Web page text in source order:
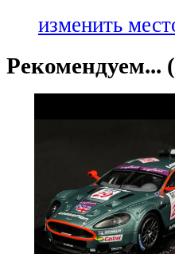
изменить
Рекомендуем...